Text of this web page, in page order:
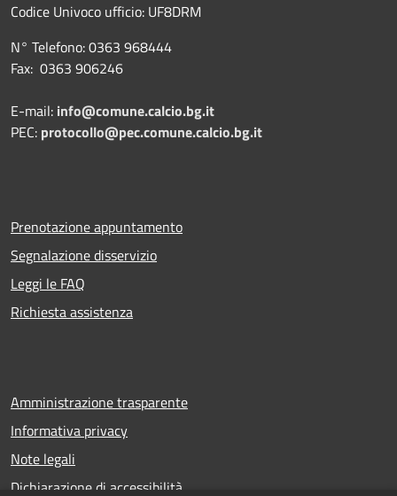
Codice Univoco ufficio: UF8DRM
N° Telefono: 0363 968444
Fax: 0363 906246
E-mail: info@comune.calcio.bg.it
PEC: protocollo@pec.comune.calcio.bg.it
Prenotazione appuntamento
Segnalazione disservizio
Leggi le FAQ
Richiesta assistenza
Amministrazione trasparente
Informativa privacy
Note legali
Dichiarazione di accessibilità